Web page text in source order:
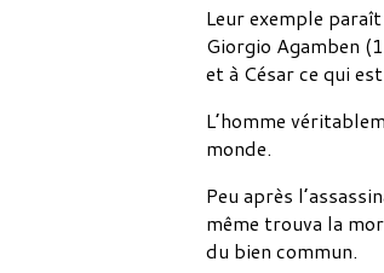
Leur exemple
Giorgio Agamben
et à César ce qui
L’homme
monde.
Peu après
même trouva la
du bien commun.